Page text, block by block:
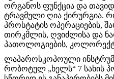
ორგანოს ფუნქცია და
ტრავმული ღია ქირურგია.
პროსტატის ოპერაციების,
თირკმლის, ღვიძლისა და
პათოლოგიების,
ლაპაროსკოპოული
რობოტულ „ხელს“ 7 სახის